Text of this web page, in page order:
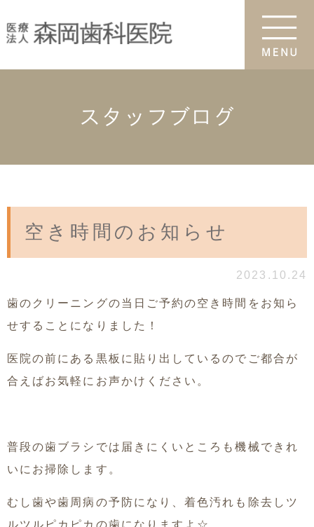
スタッフブログ
空き時間のお知らせ
2023.10.24
歯のクリーニングの当日ご予約の空き時間をお知ら
せすることになりました！
医院の前にある黒板に貼り出しているのでご都合が
合えばお気軽にお声かけください。
普段の歯ブラシでは届きにくいところも機械できれ
いにお掃除します。
むし歯や歯周病の予防になり、着色汚れも除去しツ
ルツルピカピカの歯になりますよ☆